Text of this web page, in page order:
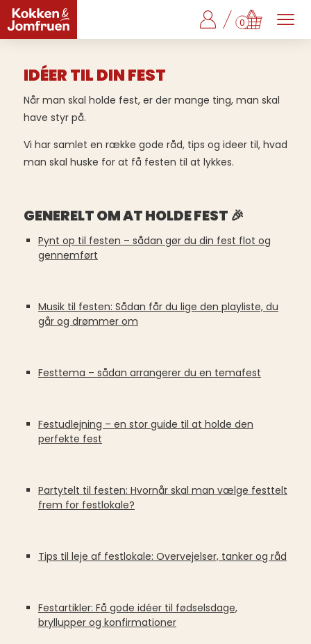
0
IDÉER TIL DIN FEST
Når man skal holde fest, er der mange ting, man skal
have styr på.
Vi har samlet en række gode råd, tips og ideer til, hvad
man skal huske for at få festen til at lykkes.
GENERELT OM AT HOLDE FEST 🎉
Pynt op til festen – sådan gør du din fest flot og
gennemført
Musik til festen: Sådan får du lige den playliste, du
går og drømmer om
Festtema – sådan arrangerer du en temafest
Festudlejning – en stor guide til at holde den
perfekte fest
Partytelt til festen: Hvornår skal man vælge festtelt
frem for festlokale?
Tips til leje af festlokale: Overvejelser, tanker og råd
Festartikler: Få gode idéer til fødselsdage,
bryllupper og konfirmationer